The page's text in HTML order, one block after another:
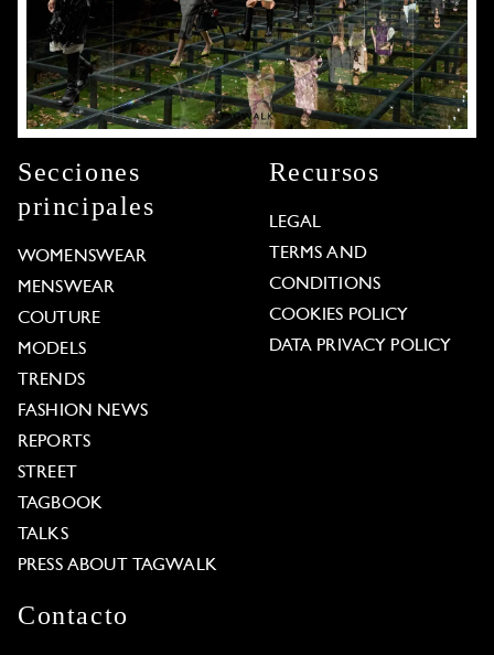
Secciones
principales
WOMENSWEAR
MENSWEAR
COUTURE
MODELS
TRENDS
FASHION NEWS
REPORTS
STREET
TAGBOOK
TALKS
PRESS ABOUT TAGWALK
Recursos
LEGAL
TERMS AND
CONDITIONS
COOKIES POLICY
DATA PRIVACY POLICY
Contacto